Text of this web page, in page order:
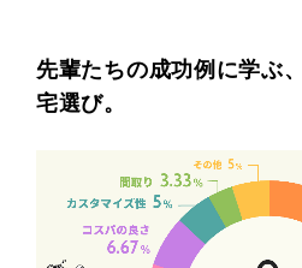
先輩たちの成功例に学ぶ
宅選び。